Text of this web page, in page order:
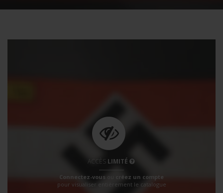
ACCÈS LIMITÉ
Connectez-vous ou
créez un compte
pour visualiser entièrement le catalogue